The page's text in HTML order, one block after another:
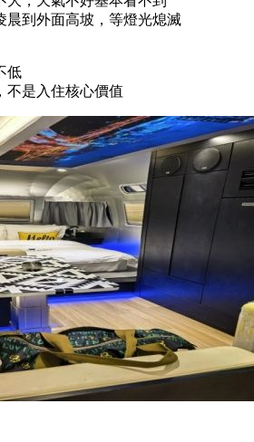
晨到外面高坡，等燈光熄滅
低
不是入住核心價值